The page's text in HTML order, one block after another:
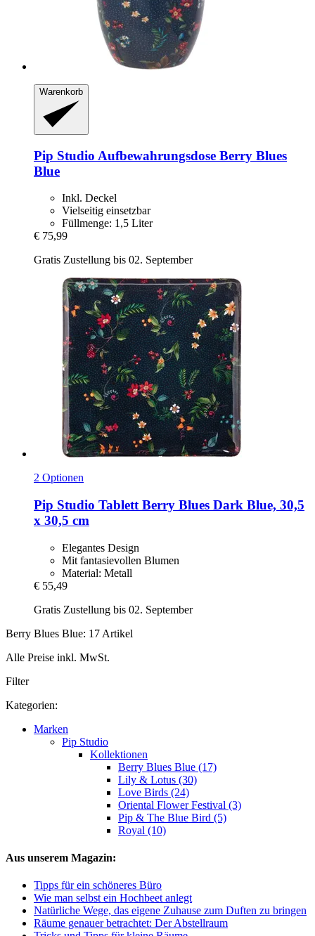
Warenkorb
Pip Studio Aufbewahrungsdose Berry Blues
Blue
Inkl. Deckel
Vielseitig einsetzbar
Füllmenge: 1,5 Liter
€ 75,99
Gratis Zustellung bis 02. September
2 Optionen
Pip Studio Tablett Berry Blues Dark Blue, 30,5
x 30,5 cm
Elegantes Design
Mit fantasievollen Blumen
Material: Metall
€ 55,49
Gratis Zustellung bis 02. September
Berry Blues Blue: 17 Artikel
Alle Preise inkl. MwSt.
Filter
Kategorien:
Marken
Pip Studio
Kollektionen
Berry Blues Blue (17)
Lily & Lotus (30)
Love Birds (24)
Oriental Flower Festival (3)
Pip & The Blue Bird (5)
Royal (10)
Aus unserem Magazin:
Tipps für ein schöneres Büro
Wie man selbst ein Hochbeet anlegt
Natürliche Wege, das eigene Zuhause zum Duften zu bringen
Räume genauer betrachtet: Der Abstellraum